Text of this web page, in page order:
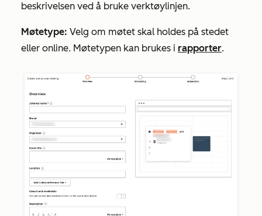
beskrivelsen ved å bruke verktøylinjen.
Møtetype: Velg om møtet skal holdes på stedet
eller online. Møtetypen kan brukes i rapporter.